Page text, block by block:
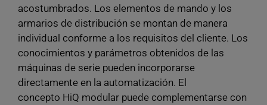
acostumbrados. Los elementos de mando y los
armarios de distribución se montan de manera
individual conforme a los requisitos del cliente. Los
conocimientos y parámetros obtenidos de las
máquinas de serie pueden incorporarse
directamente en la automatización. El
concepto HiQ modular puede complementarse con